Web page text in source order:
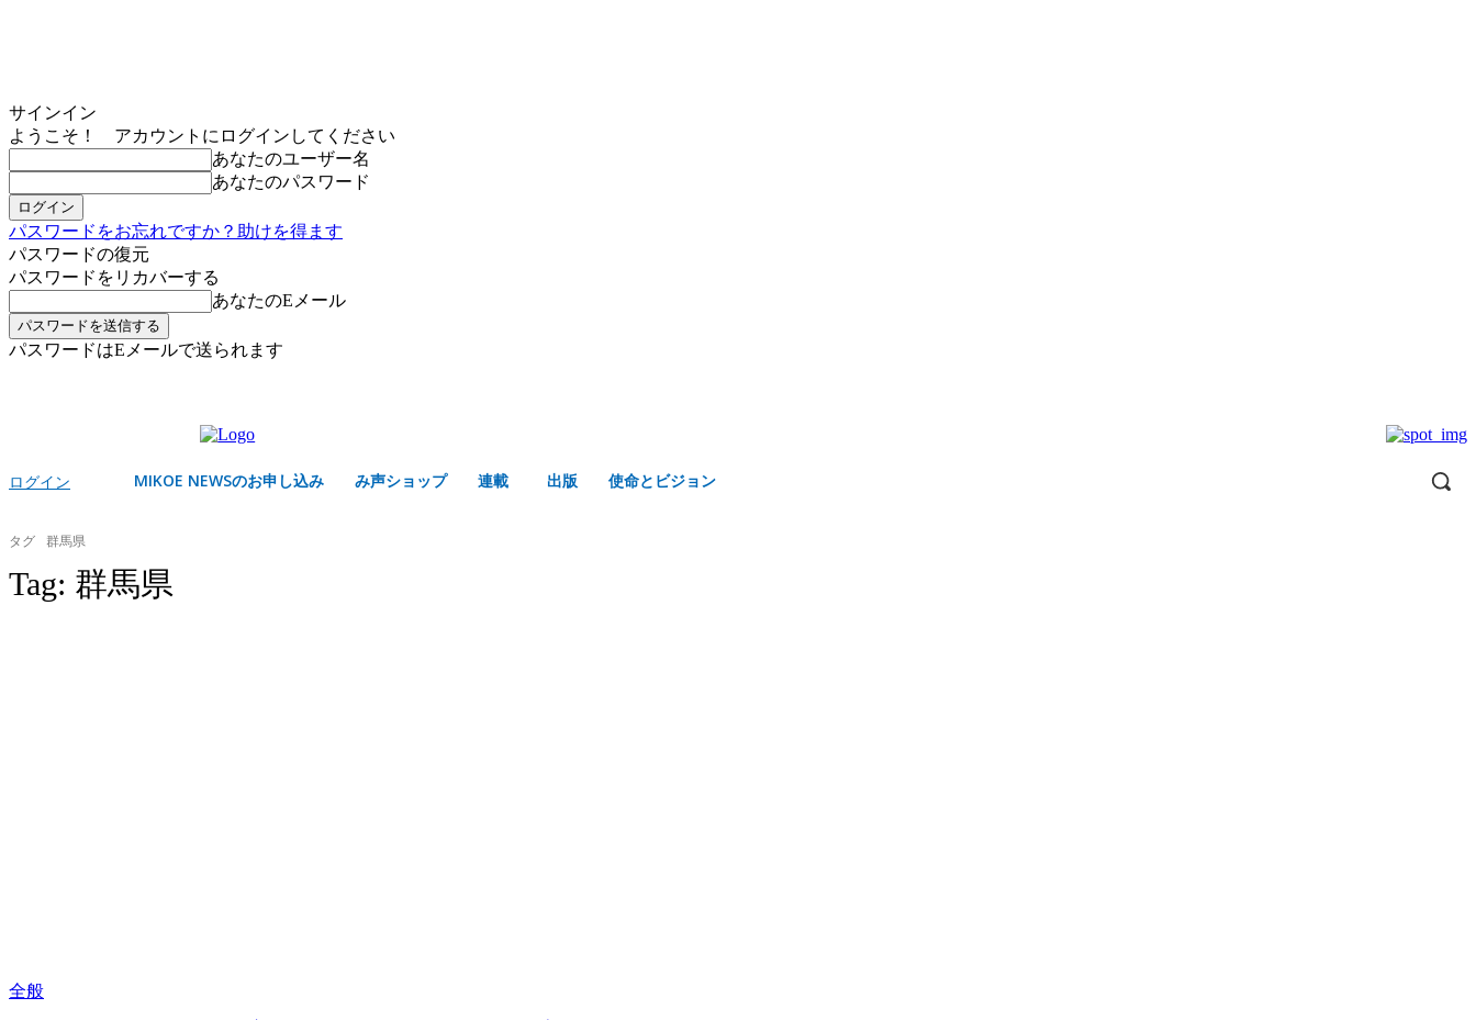
サインイン
ようこそ！ アカウントにログインしてください
あなたのユーザー名
あなたのパスワード
パスワードをお忘れですか？助けを得ます
パスワードの復元
パスワードをリカバーする
あなたのEメール
パスワードはEメールで送られます
ログイン MIKOE NEWSのお申し込み み声ショップ 連載 出版 使命とビジョン
タグ 群馬県
Tag: 群馬県
全般